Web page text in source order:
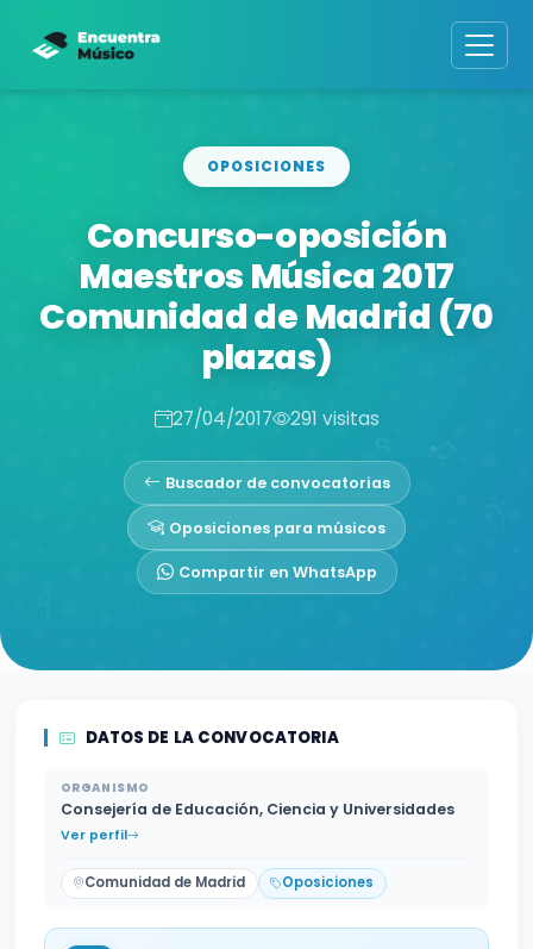
OPOSICIONES
Concurso-oposición
Maestros Música 2017
Comunidad de Madrid (70
plazas)
27/04/2017 291 visitas
Buscador de convocatorias
Oposiciones para músicos
Compartir en WhatsApp
DATOS DE LA CONVOCATORIA
ORGANISMO
Consejería de Educación, Ciencia y Universidades
Ver perfil
Comunidad de Madrid Oposiciones